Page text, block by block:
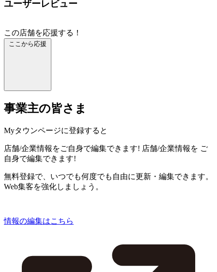
ユーザーレビュー
この店舗を応援する！
ここから応援
事業主の皆さま
Myタウンページに登録すると
店舗/企業情報をご自身で編集できます! 店舗/企業情報を ご
自身で編集できます!
無料登録で、いつでも何度でも自由に更新・編集できます。
Web集客を強化しましょう。
情報の編集はこちら